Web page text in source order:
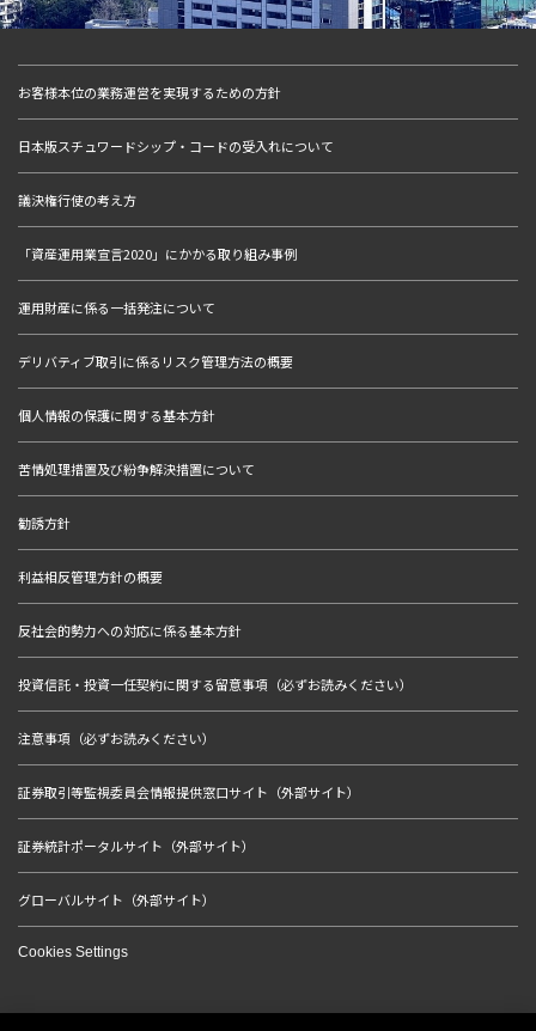
お客様本位の業務運営を実現するための方針
日本版スチュワードシップ・コードの受入れについて
議決権行使の考え方
「資産運用業宣言2020」にかかる取り組み事例
運用財産に係る一括発注について
デリバティブ取引に係るリスク管理方法の概要
個人情報の保護に関する基本方針
苦情処理措置及び紛争解決措置について
勧誘方針
利益相反管理方針の概要
反社会的勢力への対応に係る基本方針
投資信託・投資一任契約に関する留意事項（必ずお読みください）
注意事項（必ずお読みください）
証券取引等監視委員会情報提供窓口サイト（外部サイト）
証券統計ポータルサイト（外部サイト）
グローバルサイト（外部サイト）
Cookies Settings